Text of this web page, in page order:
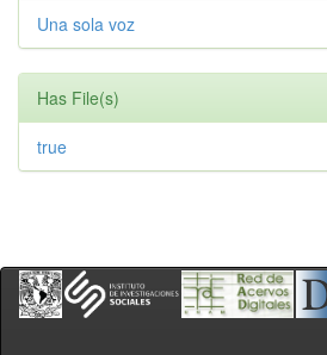
Una sola voz
Has File(s)
true